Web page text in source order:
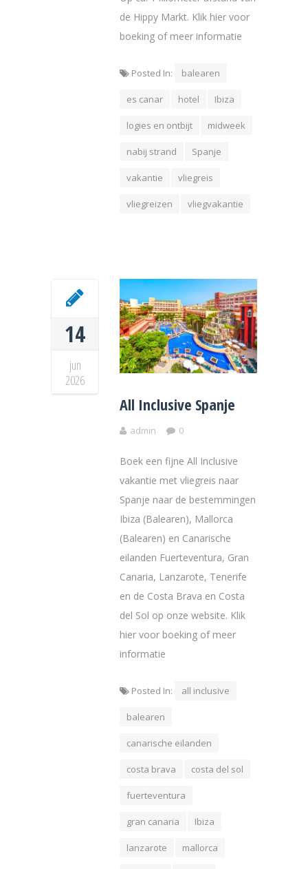
de Hippy Markt. Klik hier voor
boeking of meer informatie
Posted In: balearen
es canar hotel Ibiza
logies en ontbijt midweek
nabij strand Spanje
vakantie vliegreis
vliegreizen vliegvakantie
14
jun
2026
All Inclusive Spanje
admin 0
Boek een fijne All Inclusive
vakantie met vliegreis naar
Spanje naar de bestemmingen
Ibiza (Balearen), Mallorca
(Balearen) en Canarische
eilanden Fuerteventura, Gran
Canaria, Lanzarote, Tenerife
en de Costa Brava en Costa
del Sol op onze website. Klik
hier voor boeking of meer
informatie
Posted In: all inclusive
balearen
canarische eilanden
costa brava costa del sol
fuerteventura
gran canaria Ibiza
lanzarote mallorca